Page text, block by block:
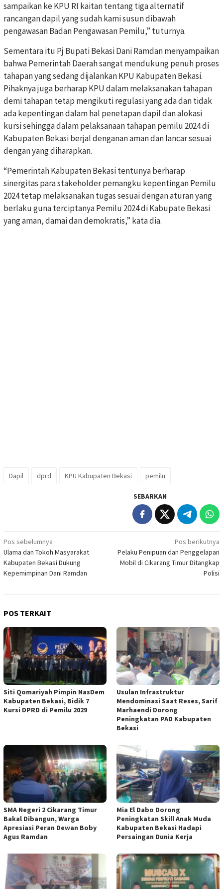
sampaikan ke KPU RI kaitan tentang tiga alternatif
rancangan dapil yang sudah kami susun dibawah
pengawasan Badan Pengawasan Pemilu,” tuturnya.
Sementara itu Pj Bupati Bekasi Dani Ramdan menyampaikan
bahwa Pemerintah Daerah sangat mendukung penuh proses
tahapan yang sedang dijalankan KPU Kabupaten Bekasi.
Pihaknya juga berharap KPU dalam melaksanakan tahapan
demi tahapan tetap mengikuti regulasi yang ada dan tidak
ada kepentingan dalam hal penetapan dapil dan alokasi
kursi sehingga dalam pelaksanaan tahapan pemilu 2024 di
Kabupaten Bekasi berjal denganan aman dan lancar sesuai
dengan yang diharapkan.
“Pemerintah Kabupaten Bekasi tentunya berharap
sinergitas para stakeholder pemangku kepentingan Pemilu
2024 tetap melaksanakan tugas sesuai dengan aturan yang
berlaku guna terciptanya Pemilu 2024 di Kabupate Bekasi
yang aman, damai dan demokratis,” kata dia.
Dapil dprd KPU Kabupaten Bekasi pemilu
SEBARKAN
Navigasi
pos
Pos sebelumnya
Ulama dan Tokoh Masyarakat
Kabupaten Bekasi Dukung
Kepemimpinan Dani Ramdan
Pos berikutnya
Pelaku Penipuan dan Penggelapan
Mobil di Cikarang Timur Ditangkap
Polisi
POS TERKAIT
Siti Qomariyah Pimpin NasDem
Kabupaten Bekasi, Bidik 7
Kursi DPRD di Pemilu 2029
Usulan Infrastruktur
Mendominasi Saat Reses, Sarif
Marhaendi Dorong
Peningkatan PAD Kabupaten
Bekasi
SMA Negeri 2 Cikarang Timur
Bakal Dibangun, Warga
Apresiasi Peran Dewan Boby
Agus Ramdan
Mia El Dabo Dorong
Peningkatan Skill Anak Muda
Kabupaten Bekasi Hadapi
Persaingan Dunia Kerja